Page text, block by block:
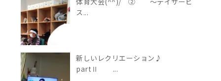
ス...
新しいレクリエーション♪
partⅡ ...